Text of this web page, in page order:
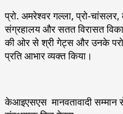
प्रो. अमरेश्वर गल्ला, प्रो-
संग्रहालय और सतत विरासत
की ओर से श्री गेट्स और उनके
प्रति आभार व्यक्त किया।
केआइएसएस मानवतावादी सम्मान